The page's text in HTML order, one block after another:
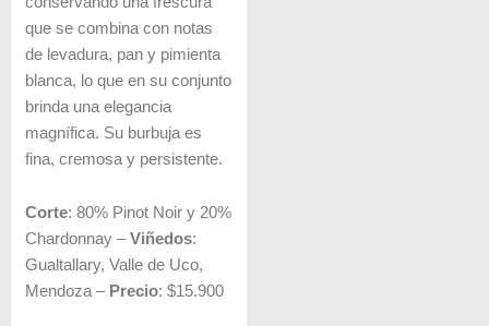
que se combina con notas
de levadura, pan y pimienta
blanca, lo que en su conjunto
brinda una elegancia
magnífica. Su burbuja es
fina, cremosa y persistente.
Corte: 80% Pinot Noir y 20%
Chardonnay –Viñedos:
Gualtallary, Valle de Uco,
Mendoza – Precio: $15.900